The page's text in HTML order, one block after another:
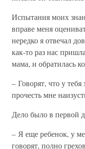
Испытания моих
вправе меня
нередко я отвечал
как-то раз нас
мама, и обратилась
– Говорят, что у
прочесть мне
Дело было в первой
– Я еще ребенок, у
говорят, полно